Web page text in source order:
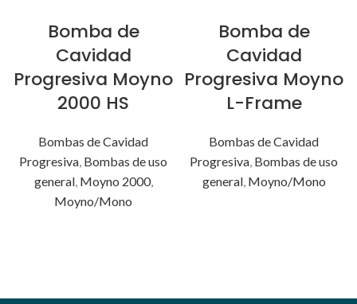
Bomba de
Cavidad
Progresiva Moyno
2000 HS
Bombas de Cavidad
Progresiva, Bombas de uso
general, Moyno 2000,
Moyno/Mono
Bomba de
Cavidad
Progresiva Moyno
L-Frame
Bombas de Cavidad
Progresiva, Bombas de uso
general, Moyno/Mono